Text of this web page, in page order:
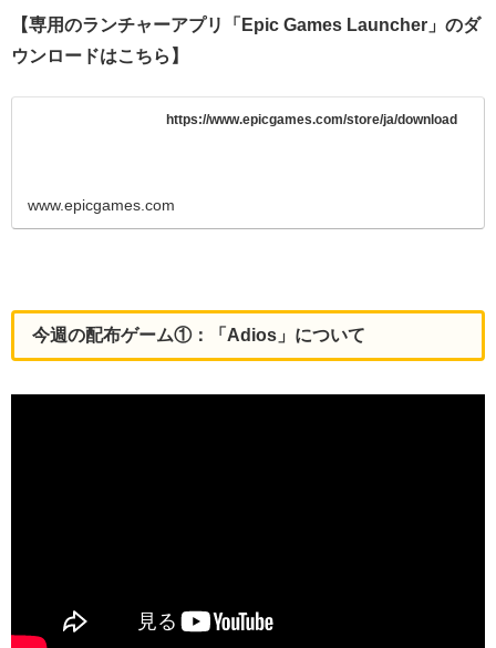
【専用のランチャーアプリ「Epic Games Launcher」のダ
ウンロードはこちら】
https://www.epicgames.com/store/ja/download
www.epicgames.com
今週の配布ゲーム①：「Adios」について